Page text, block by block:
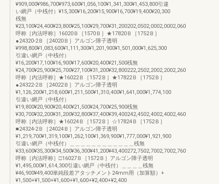
¥909,000¥986,700¥973,600¥1,056,100¥1,341,300¥1,453,800引違
い網戸（中桟付）¥15,300¥16,200¥15,900¥16,700¥19,400¥20,300
桟無
¥23,100¥24,400¥23,800¥25,100¥29,700¥31,200202,0502,0002,0002,060
呼称［内法呼称］16020Ｂ［1570Ｂ］★17820Ｂ［1752Ｂ］
●24320-2Ｂ［24020Ｂ］アルゴン障子透明
¥998,800¥1,083,600¥1,111,300¥1,201,900¥1,501,000¥1,625,300
引違い網戸（中桟付）
¥16,200¥17,100¥16,900¥17,600¥20,400¥21,500桟無
¥24,700¥25,900¥25,700¥27,100¥31,200¥32,800222,2502,2002,2002,260
呼称［内法呼称］★16022Ｂ［1572Ｂ］★17822Ｂ［1752Ｂ］
●24322-2Ｂ［24022Ｂ］アルゴン障子透明
¥1,126,200¥1,218,600¥1,211,500¥1,310,400¥1,641,000¥1,774,100
引違い網戸（中桟付）
¥19,800¥20,900¥20,400¥21,500¥24,700¥25,900桟無
¥30,700¥32,200¥31,200¥32,800¥37,400¥39,400242,4502,4002,4002,460
呼称［内法呼称］★16024Ｂ［1572Ｂ］☆17824Ｂ［1752Ｂ］
■24324-2Ｂ［24024Ｂ］アルゴン障子透明
¥1,219,700¥1,319,100¥1,262,100¥1,369,900¥1,777,000¥1,921,900
引違い網戸（中桟付）＿＿＿＿＿＿＿＿＿＿＿＿桟無
¥33,600¥35,300¥34,500¥36,300¥41,200¥43,400272,7502,7002,7002,760
呼称［内法呼称］□16027Ｂ［1572Ｂ］アルゴン障子透明
¥1,495,000¥1,614,300引違い網戸（中桟付）＿＿＿＿桟無
¥46,900¥49,400単純段差アタッチメント24mm用（加算額）+
¥1,500+¥1,500+¥1,600+¥1,600+¥2,400+¥2,400